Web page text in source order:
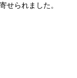
せられました。